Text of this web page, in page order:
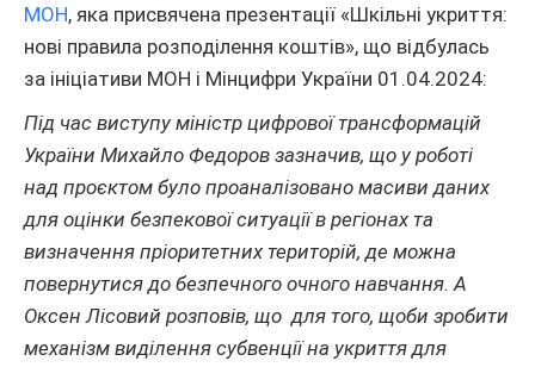
МОН, яка присвячена презентації «Шкільні укриття:
нові правила розподілення коштів», що відбулась
за ініціативи МОН і Мінцифри України 01.04.2024:
Під час виступу міністр цифрової трансформацій
України Михайло Федоров зазначив, що у роботі
над проєктом було проаналізовано масиви даних
для оцінки безпекової ситуації в регіонах та
визначення пріоритетних територій, де можна
повернутися до безпечного очного навчання. А
Оксен Лісовий розповів, що для того, щоби зробити
механізм виділення субвенції на укриття для